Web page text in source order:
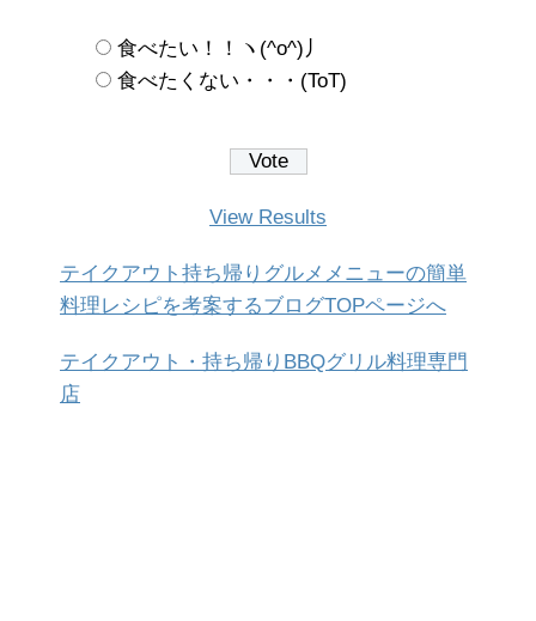
食べたい！！ヽ(^o^)丿
食べたくない・・・(ToT)
View Results
テイクアウト持ち帰りグルメメニューの簡単
料理レシピを考案するブログTOPページへ
テイクアウト・持ち帰りBBQグリル料理専門
店